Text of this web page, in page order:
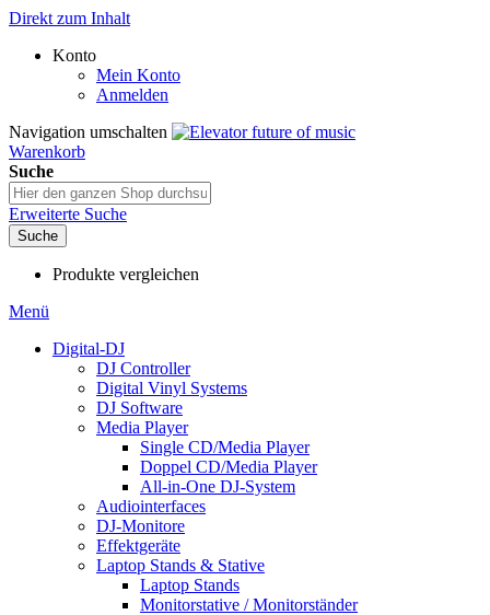
Direkt zum Inhalt
Konto
Mein Konto
Anmelden
Navigation umschalten
Warenkorb
Suche
Erweiterte Suche
Suche
Produkte vergleichen
Menü
Digital-DJ
DJ Controller
Digital Vinyl Systems
DJ Software
Media Player
Single CD/Media Player
Doppel CD/Media Player
All-in-One DJ-System
Audiointerfaces
DJ-Monitore
Effektgeräte
Laptop Stands & Stative
Laptop Stands
Monitorstative / Monitorständer